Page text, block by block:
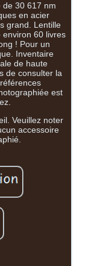
de 30 617 nm
en acier
grand. Lentille
environ 60 livres
! Pour un
Inventaire
de haute
de consulter la
est
Veuillez noter
accessoire